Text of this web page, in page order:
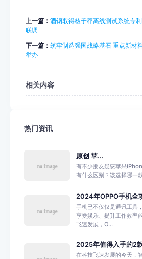
上一篇： 酒钢取得核子秤离线测试系统专
联调
下一篇： 筑牢制造强国战略基石 重点新材
举办
相关内容
热门资讯
原创 苹...
有不少朋友疑惑苹果
有什么区别？该选择哪一
2024年OPPO手机全
手机已不仅仅是通讯工具
享受娱乐、提升工作效率
飞速发展，O...
2025年值得入手的2
在科技飞速发展的今天，